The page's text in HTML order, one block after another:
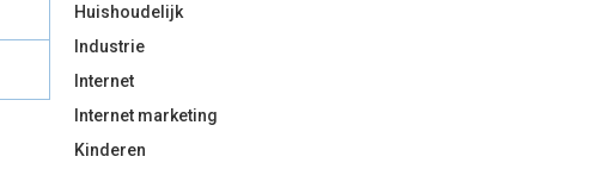
Huishoudelijk
Industrie
Internet
Internet marketing
Kinderen